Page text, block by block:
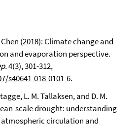
(2018): Climate change and
and evaporation perspective.
4(3), 301-312,
s40641-018-0101-6.
L. M. Tallaksen, and D. M.
scale drought: understanding
circulation and